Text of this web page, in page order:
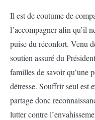
Il est de coutume de
l’accompagner afin qu’il
puise du réconfort. Venu
soutien assuré du
familles de savoir qu’une
détresse. Souffrir seul est
partage donc
lutter contre